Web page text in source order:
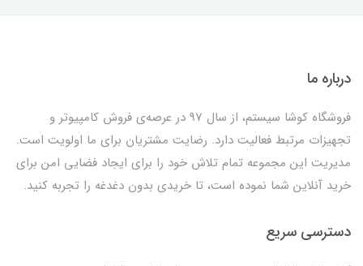
درباره ما
فروشگاه کوشا سیستم، از سال 97 در عرصه‌ی فروش کامپیوتر و
تجهیزات مرتبط فعالیت دارد. رضایت مشتریان برای ما اولویت است.
مدیریت این مجموعه تمام تلاش خود را برای ایجاد فضایی امن برای
خرید آنلاین شما نموده است، تا خریدی بدون دغدغه را تجربه کنید.
دسترسی سریع